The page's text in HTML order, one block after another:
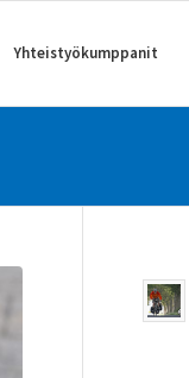
Yhteistyökumppanit